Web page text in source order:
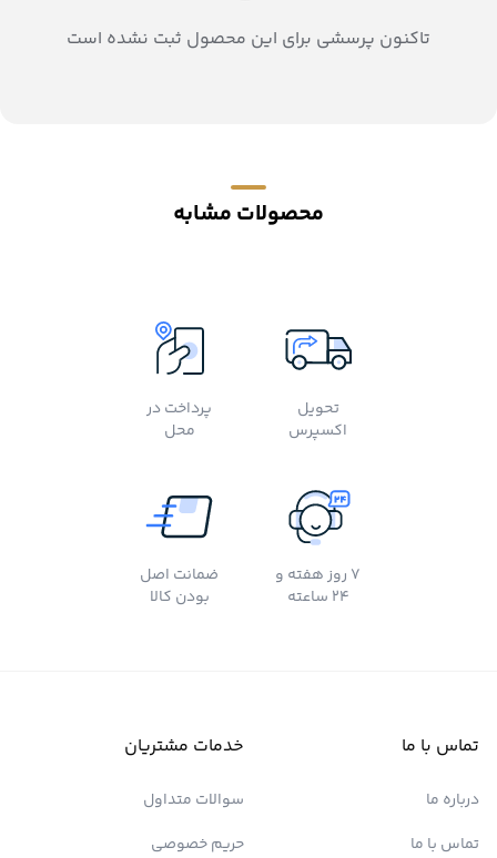
تاکنون پرسشی برای این محصول ثبت نشده است
محصولات مشابه
تحویل
اکسپرس
پرداخت در
محل
7 روز هفته و
24 ساعته
ضمانت اصل
بودن کالا
تماس با ما
درباره ما
تماس با ما
خدمات مشتریان
سوالات متداول
حریم خصوصی